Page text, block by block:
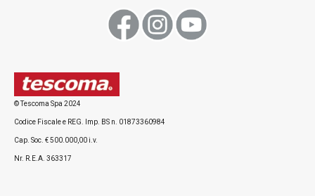
© Tescoma Spa 2024
Codice Fiscale e REG. Imp. BS n. 01873360984
Cap. Soc. € 500.000,00 i.v.
Nr. R.E.A. 363317